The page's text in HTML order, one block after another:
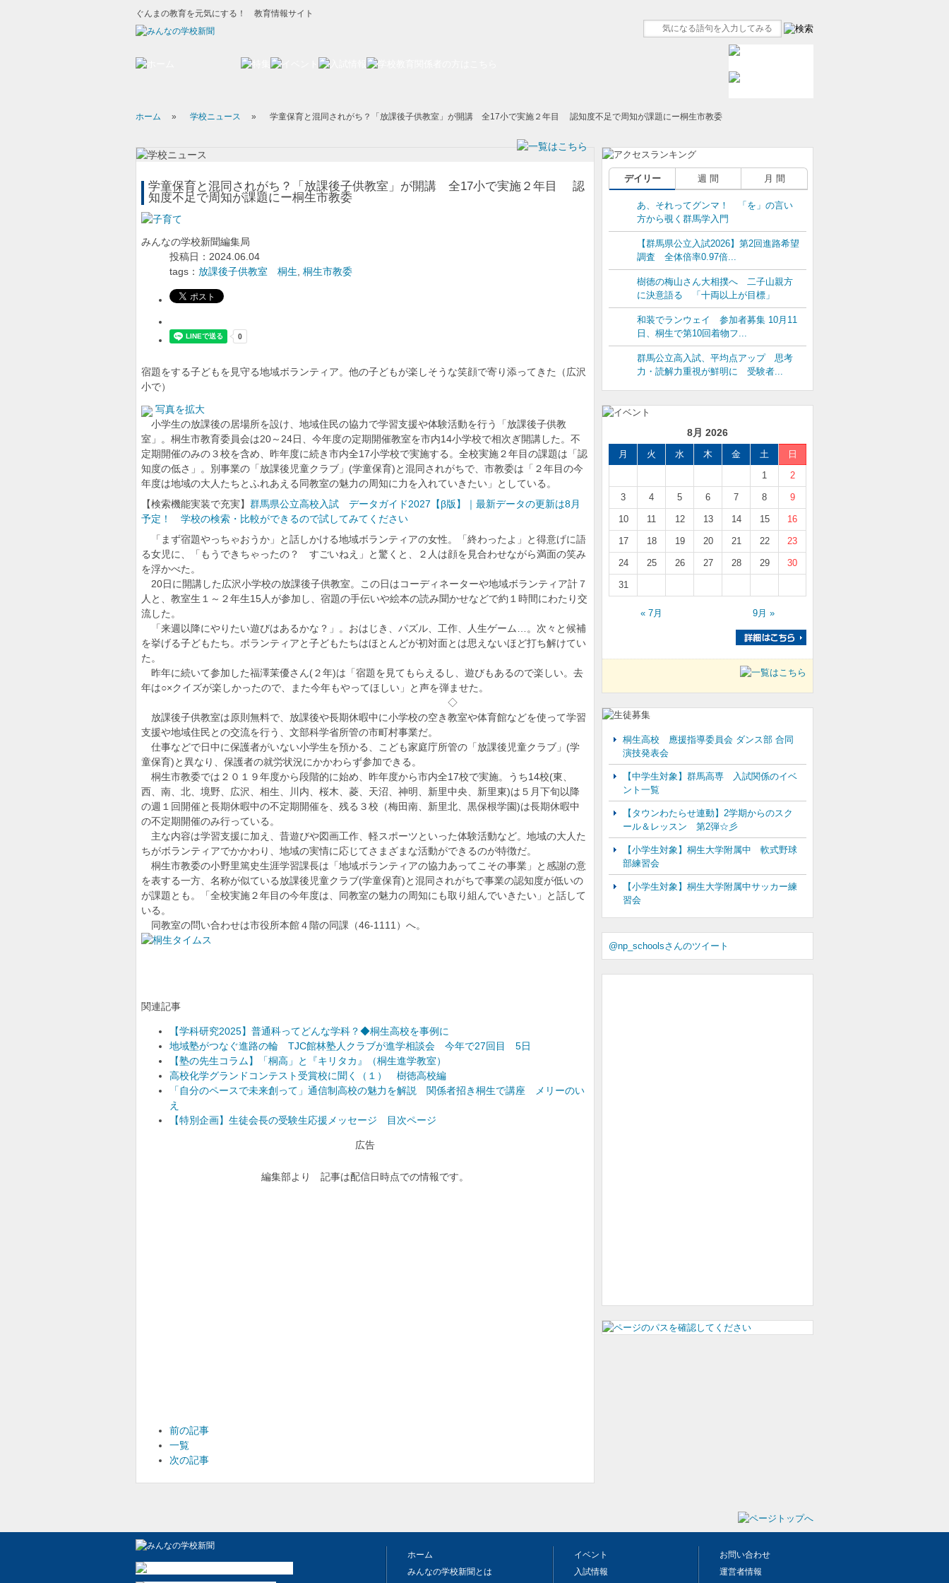
ぐんまの教育を元気にする！ 教育情報サイト
ホーム » 学校ニュース » 学童保育と混同されがち？「放課後子供教室」が開講 全17小で実施２年目 認知度不足で周知が課題にー桐生市教委
学童保育と混同されがち？「放課後子供教室」が開講 全17小で実施２年目 認
知度不足で周知が課題にー桐生市教委
みんなの学校新聞編集局
投稿日：2024.06.04
tags： 放課後子供教室 桐生 桐生市教委
宿題をする子どもを見守る地域ボランティア。他の子どもが楽しそうな笑顔で寄り添ってきた（広沢
小で）
写真を拡大
小学生の放課後の居場所を設け、地域住民の協力で学習支援や体験活動を行う「放課後子供教
室」。桐生市教育委員会は20～24日、今年度の定期開催教室を市内14小学校で相次ぎ開講した。不
定期開催のみの３校を含め、昨年度に続き市内全17小学校で実施する。全校実施２年目の課題は「認
知度の低さ」。別事業の「放課後児童クラブ」(学童保育)と混同されがちで、市教委は「２年目の今
年度は地域の大人たちとふれあえる同教室の魅力の周知に力を入れていきたい」としている。
【検索機能実装で充実】 群馬県公立高校入試 データガイド2027【β版】｜最新データの更新は8月
予定！ 学校の検索・比較ができるので試してみてください
「まず宿題やっちゃおうか」と話しかける地域ボランティアの女性。「終わったよ」と得意げに語
る女児に、「もうできちゃったの？ すごいねえ」と驚くと、２人は顔を見合わせながら満面の笑み
を浮かべた。
20日に開講した広沢小学校の放課後子供教室。この日はコーディネーターや地域ボランティア計７
人と、教室生１～２年生15人が参加し、宿題の手伝いや絵本の読み聞かせなどで約１時間にわたり交
流した。
「来週以降にやりたい遊びはあるかな？」。おはじき、パズル、工作、人生ゲーム…。次々と候補
を挙げる子どもたち。ボランティアと子どもたちはほとんどが初対面とは思えないほど打ち解けてい
た。
昨年に続いて参加した福澤茉優さん(２年)は「宿題を見てもらえるし、遊びもあるので楽しい。去
年は○×クイズが楽しかったので、また今年もやってほしい」と声を弾ませた。
◇
放課後子供教室は原則無料で、放課後や長期休暇中に小学校の空き教室や体育館などを使って学習
支援や地域住民との交流を行う、文部科学省所管の市町村事業だ。
仕事などで日中に保護者がいない小学生を預かる、こども家庭庁所管の「放課後児童クラブ」(学
童保育)と異なり、保護者の就労状況にかかわらず参加できる。
桐生市教委では２０１９年度から段階的に始め、昨年度から市内全17校で実施。うち14校(東、
西、南、北、境野、広沢、相生、川内、桜木、菱、天沼、神明、新里中央、新里東)は５月下旬以降
の週１回開催と長期休暇中の不定期開催を、残る３校（梅田南、新里北、黒保根学園)は長期休暇中
の不定期開催のみ行っている。
主な内容は学習支援に加え、昔遊びや図画工作、軽スポーツといった体験活動など。地域の大人た
ちがボランティアでかかわり、地域の実情に応じてさまざまな活動ができるのが特徴だ。
桐生市教委の小野里篤史生涯学習課長は「地域ボランティアの協力あってこその事業」と感謝の意
を表する一方、名称が似ている放課後児童クラブ(学童保育)と混同されがちで事業の認知度が低いの
が課題とも。「全校実施２年目の今年度は、同教室の魅力の周知にも取り組んでいきたい」と話して
いる。
同教室の問い合わせは市役所本館４階の同課（46-1111）へ。
関連記事
【学科研究2025】普通科ってどんな学科？◆桐生高校を事例に
地域塾がつなぐ進路の輪 TJC館林塾人クラブが進学相談会 今年で27回目 5日
【塾の先生コラム】「桐高」と『キリタカ』（桐生進学教室）
高校化学グランドコンテスト受賞校に聞く（１） 樹徳高校編
「自分のペースで未来創って」通信制高校の魅力を解説 関係者招き桐生で講座 メリーのい
え
【特別企画】生徒会長の受験生応援メッセージ 目次ページ
広告
編集部より 記事は配信日時点での情報です。
前の記事
一覧
次の記事
デイリー 週 間 月 間
あ、それってグンマ！ 「を」の言い
方から覗く群馬学入門
【群馬県公立入試2026】第2回進路希望
調査 全体倍率0.97倍...
樹徳の梅山さん大相撲へ 二子山親方
に決意語る 「十両以上が目標」
和装でランウェイ 参加者募集 10月11
日、桐生で第10回着物フ...
群馬公立高入試、平均点アップ 思考
力・読解力重視が鮮明に 受験者...
樹徳の梅山さん大相撲へ 二子山親方
に決意語る 「十両以上が目標」
和装でランウェイ 参加者募集 10月11
日、桐生で第10回着物フ...
群馬公立高入試、平均点アップ 思考
【群馬県公立入試2026】第2回進路希望
調査 全体倍率0.97倍...
高木美帆さん、古田敦也さんら招き
「球都桐生ウィーク2026」開催...
あ、それってグンマ！ 「を」の言い
方から覗く群馬学入門
に決意語る 「十両以上が目標」
調査 全体倍率0.97倍...
和装でランウェイ 参加者募集 10月11
日、桐生で第10回着物フ...
8月 2026
月 火 水 木 金 土
日
1
2
3 4 5 6 7 8 9
10 11 12 13 14 15 16
17 18 19 20 21 22 23
24 25 26 27 28 29 30
31
« 7月 9月 »
桐生高校 應援指導委員会 ダンス部 合同
演技発表会
【中学生対象】群馬高専 入試関係のイベ
ント一覧
【タウンわたらせ連動】2学期からのスク
ール＆レッスン 第2弾☆彡
【小学生対象】桐生大学附属中 軟式野球
部練習会
【小学生対象】桐生大学附属中サッカー練
習会
@np_schoolsさんのツイート
ホーム
みんなの学校新聞とは
イベント
入試情報
お問い合わせ
運営者情報